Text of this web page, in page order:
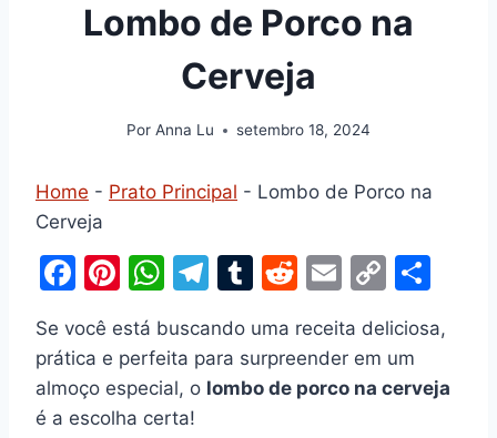
Lombo de Porco na
Cerveja
Por Anna Lu setembro 18, 2024
Home - Prato Principal - Lombo de Porco na
Cerveja
F
c
e
b
Pi
nt
er
e
st
W
at
s
A
T
e
gr
T
m
bl
R
d
di
t
E
ai
l
C
p
y
ar
e
Se você está buscando uma receita deliciosa,
prática e perfeita para surpreender em um
almoço especial, o lombo de porco na cerveja
é a escolha certa!